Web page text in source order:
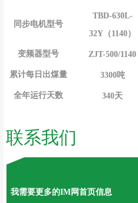
同步电机型号
TBD-630L-
32Y（1140）
变频器型号 ZJT-500/1140
累计每日出煤量 3300吨
全年运行天数 340天
联系我们
我需要更多的IM网首页信息